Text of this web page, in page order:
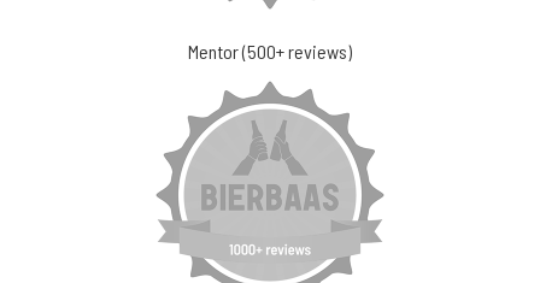
Mentor (500+ reviews)